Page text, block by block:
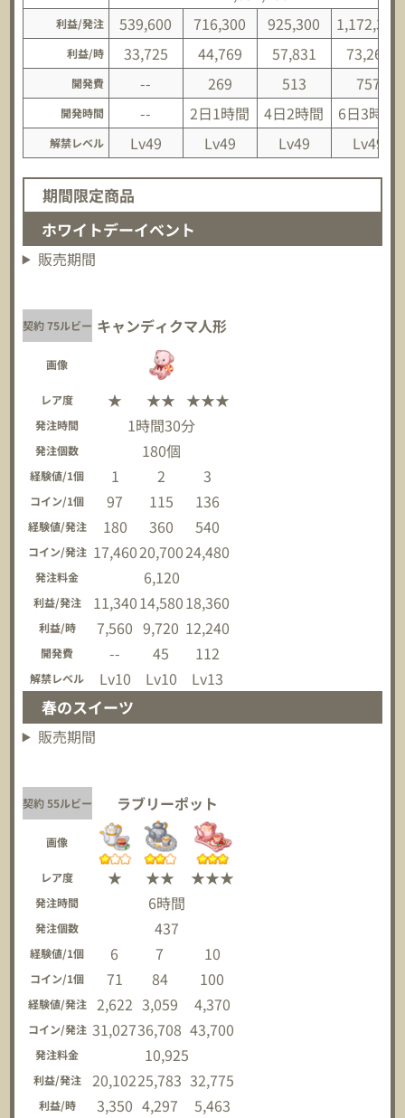
利益/発注 539,600 716,300 925,300 1,172,300
利益/時 33,725 44,769 57,831 73,269
開発費 -- 269 513 757
開発時間 -- 2日1時間 4日2時間 6日3時間
解禁レベル Lv49 Lv49 Lv49 Lv49
期間限定商品
ホワイトデーイベント
販売期間
契約 75ルビー キャンディクマ人形
画像
レア度 ★ ★★ ★★★
発注時間 1時間30分
発注個数 180個
経験値/1個 1 2 3
コイン/1個 97 115 136
経験値/発注 180 360 540
コイン/発注 17,46020,70024,480
発注料金 6,120
利益/発注 11,340 14,580 18,360
利益/時 7,560 9,720 12,240
開発費 -- 45 112
解禁レベル Lv10 Lv10 Lv13
春のスイーツ
販売期間
契約 55ルビー ラブリーポット
画像
レア度 ★ ★★ ★★★
発注時間 6時間
発注個数 437
経験値/1個 6 7 10
コイン/1個 71 84 100
経験値/発注 2,622 3,059 4,370
コイン/発注 31,02736,708 43,700
発注料金 10,925
利益/発注 20,10225,783 32,775
利益/時 3,350 4,297 5,463